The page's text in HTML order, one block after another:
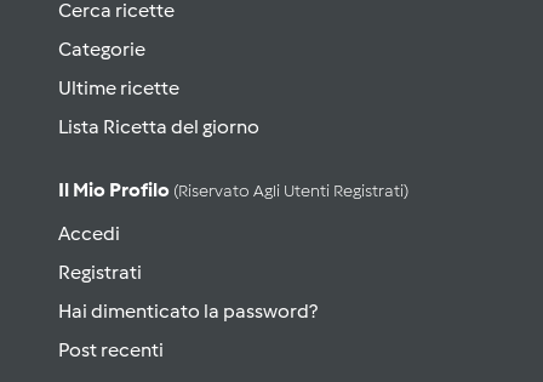
Cerca ricette
Categorie
Ultime ricette
Lista Ricetta del giorno
Il Mio Profilo (riservato Agli Utenti Registrati)
Accedi
Registrati
Hai dimenticato la password?
Post recenti